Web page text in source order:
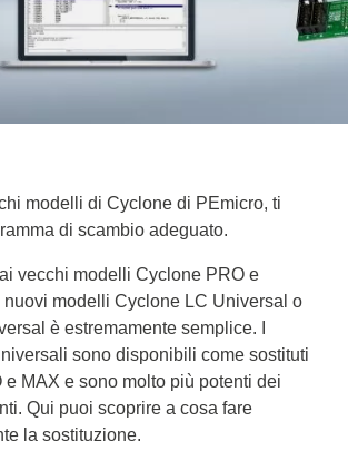
modelli di Cyclone di PEmicro, ti
di scambio adeguato.
vecchi modelli Cyclone PRO e
modelli Cyclone LC Universal o
è estremamente semplice. I
sono disponibili come sostituti
MAX e sono molto più potenti dei
Qui puoi scoprire a cosa fare
la sostituzione.